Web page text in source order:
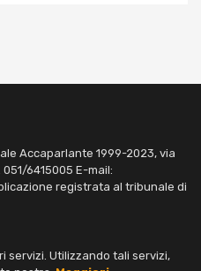
Accaparlante 1999-2023, via
6415005 E-mail:
registrata al tribunale di
servizi. Utilizzando tali servizi,